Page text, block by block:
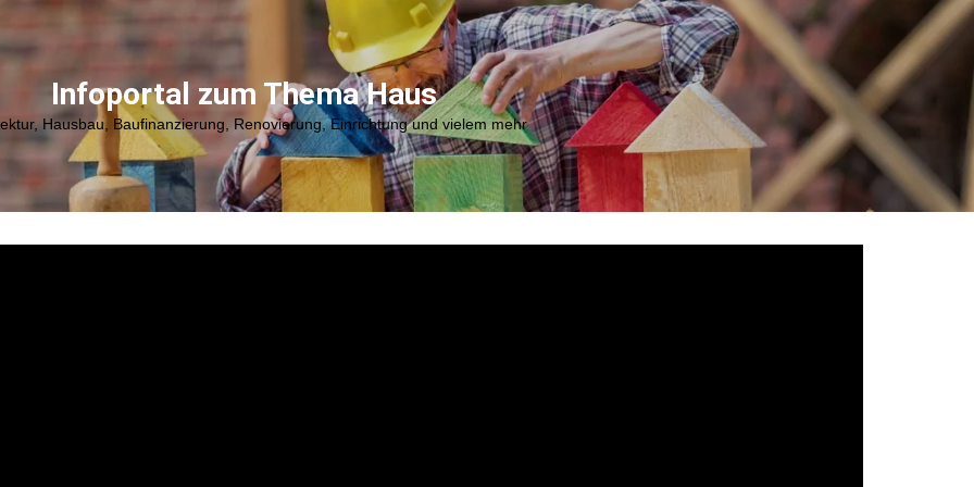
Infoportal zum Thema Haus
Hausbau, Baufinanzierung, Renovierung, Einrichtung und vielem mehr